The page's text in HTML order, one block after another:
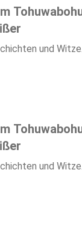
und Witze.
und Witze.